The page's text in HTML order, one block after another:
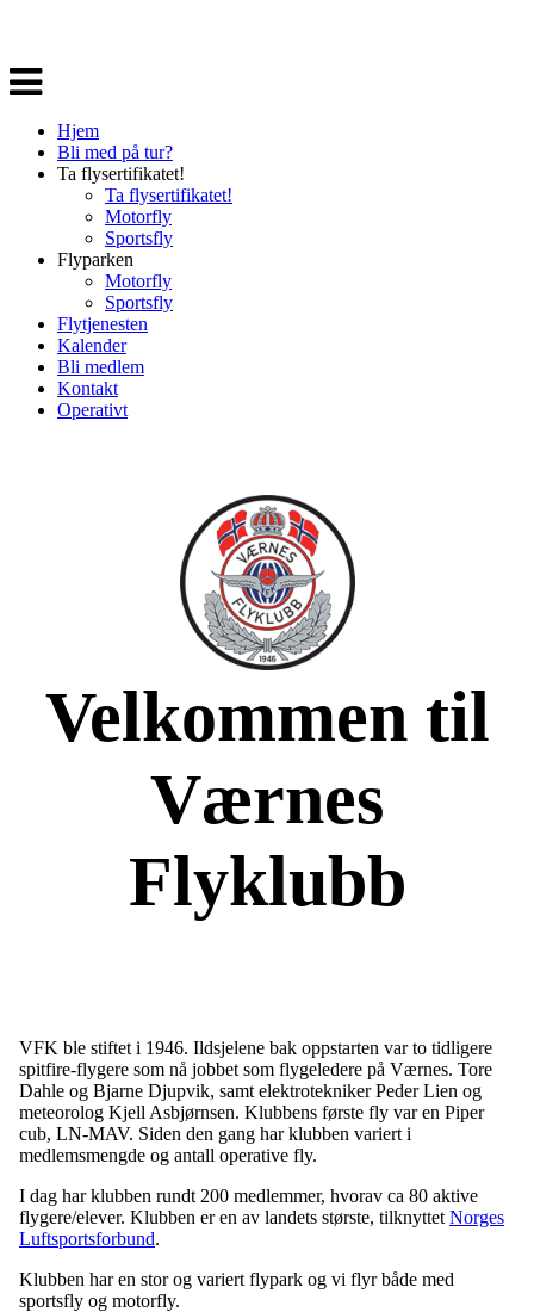
Veksle
navigasjon
Hjem
Bli med på tur?
Ta flysertifikatet!
Ta flysertifikatet!
Motorfly
Sportsfly
Flyparken
Motorfly
Sportsfly
Flytjenesten
Kalender
Bli medlem
Kontakt
Operativt
Velkommen til
Værnes
Flyklubb
VFK ble stiftet i 1946. Ildsjelene bak oppstarten var to tidligere
spitfire-flygere som nå jobbet som flygeledere på Værnes. Tore
Dahle og Bjarne Djupvik, samt elektrotekniker Peder Lien og
meteorolog Kjell Asbjørnsen. Klubbens første fly var en Piper
cub, LN-MAV. Siden den gang har klubben variert i
medlemsmengde og antall operative fly.
I dag har klubben rundt 200 medlemmer, hvorav ca 80 aktive
flygere/elever. Klubben er en av landets største, tilknyttet Norges
Luftsportsforbund.
Klubben har en stor og variert flypark og vi flyr både med
sportsfly og motorfly.